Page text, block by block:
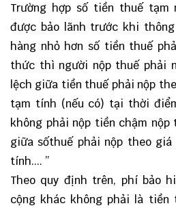
Trường hợp số tiền thuế tạm
được bảo lãnh trước khi
hàng nhỏ hơn số tiền thuế
thức thì người nộp thuế phải
lệch giữa tiền thuế phải nộp
tạm tính (nếu có) tại thời
không phải nộp tiền chậm
giữa sốthuế phải nộp theo
tính.... ”
Theo quy định trên, phí bảo
cộng khác không phải là tiền